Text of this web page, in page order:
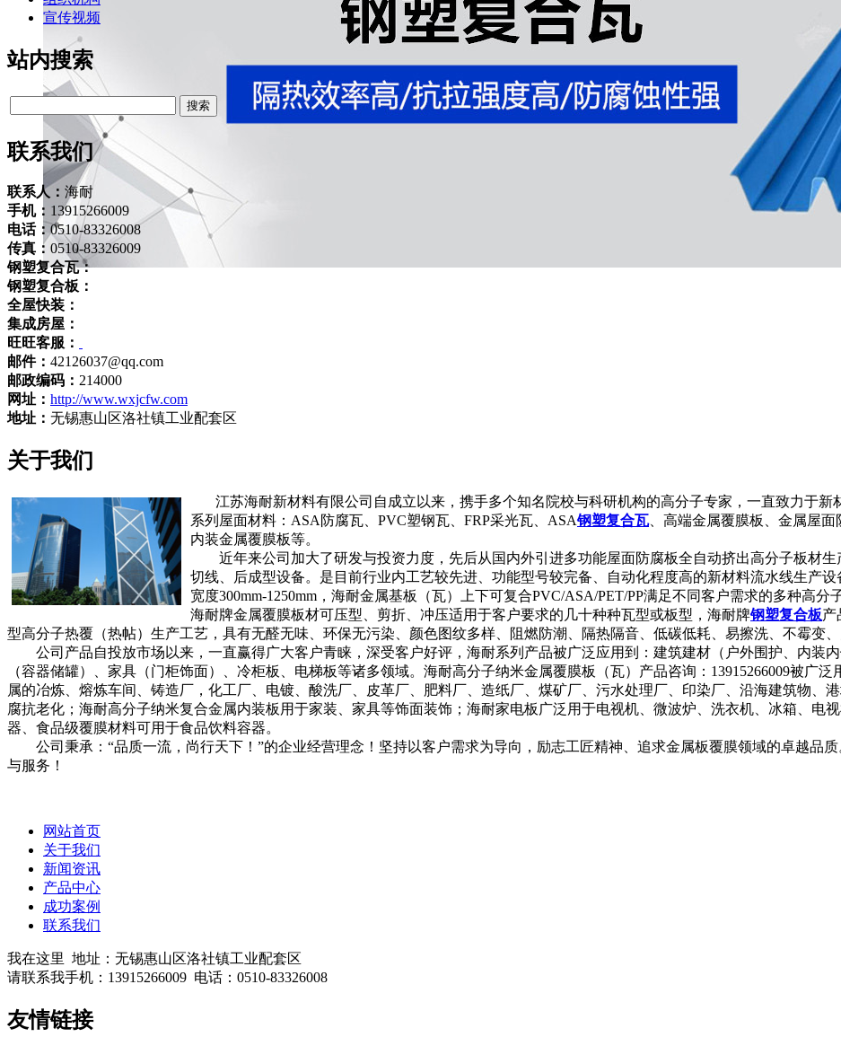
宣传视频
站内搜索
联系我们
联系人： 海耐
手机： 13915266009
电话：0510-83326008
传真： 0510-83326009
钢塑复合瓦：
钢塑复合板：
全屋快装：
集成房屋：
旺旺客服：
邮件： 42126037@qq.com
邮政编码： 214000
网址： http://www.wxjcfw.com
地址： 无锡惠山区洛社镇工业配套区
关于我们
江苏海耐新材料有限公司自成立以来，携手多个知名院校与科研机构的高分子专家，一直致力于新
系列屋面材料：ASA防腐瓦、PVC塑钢瓦、FRP采光瓦、ASA钢塑复合瓦、高端金属覆膜板、金属屋面
内装金属覆膜板等。
近年来公司加大了研发与投资力度，先后从国内外引进多功能屋面防腐板全自动挤出高分子板材生
切线、后成型设备。是目前行业内工艺较先进、功能型号较完备、自动化程度高的新材料流水线生产
宽度300mm-1250mm，海耐金属基板（瓦）上下可复合PVC/ASA/PET/PP满足不同客户需求的多种高
海耐牌金属覆膜板材可压型、剪折、冲压适用于客户要求的几十种种瓦型或板型，海耐牌钢塑复合板产
型高分子热覆（热帖）生产工艺，具有无醛无味、环保无污染、颜色图纹多样、阻燃防潮、隔热隔音、低碳低耗、易擦洗、不霉变
公司产品自投放市场以来，一直赢得广大客户青睐，深受客户好评，海耐系列产品被广泛应用到：建筑建材（户外围护、内装
（容器储罐）、家具（门柜饰面）、冷柜板、电梯板等诸多领域。海耐高分子纳米金属覆膜板（瓦）产品咨询：13915266009被广
属的冶炼、熔炼车间、铸造厂，化工厂、电镀、酸洗厂、皮革厂、肥料厂、造纸厂、煤矿厂、污水处理厂、印染厂、沿海建筑物、
腐抗老化；海耐高分子纳米复合金属内装板用于家装、家具等饰面装饰；海耐家电板广泛用于电视机、微波炉、洗衣机、冰箱、电
器、食品级覆膜材料可用于食品饮料容器。
公司秉承：“品质一流，尚行天下！”的企业经营理念！坚持以客户需求为导向，励志工匠精神、追求金属板覆膜领域的卓越品
与服务！
网站首页
关于我们
新闻资讯
产品中心
成功案例
联系我们
我在这里 地址：无锡惠山区洛社镇工业配套区
请联系我手机：13915266009 电话：0510-83326008
友情链接